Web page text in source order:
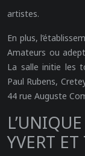
artistes.
En plus,
Amateurs ou
La salle initie les
Paul Rubens,
44 rue Auguste
YVERT